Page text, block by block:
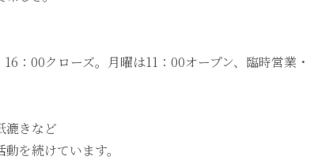
：00クローズ。月曜は11：00オープン、臨時営業・
漉きなど
を続けています。